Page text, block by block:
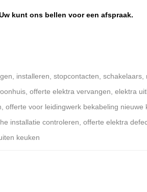
kunt ons bellen voor een afspraak.
installeren, stopcontacten,
offerte elektra vervangen, elektra
offerte voor leidingwerk bekabeling
installatie controleren, offerte elektra
keuken